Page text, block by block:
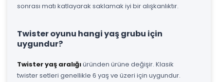
sonrası matı katlayarak saklamak iyi bir alışkanlıktır.
Twister oyunu hangi yaş grubu için
uygundur?
Twister yaş aralığıüründen ürüne değişir. Klasik
twister setleri genellikle 6 yaş ve üzeri için uygundur.